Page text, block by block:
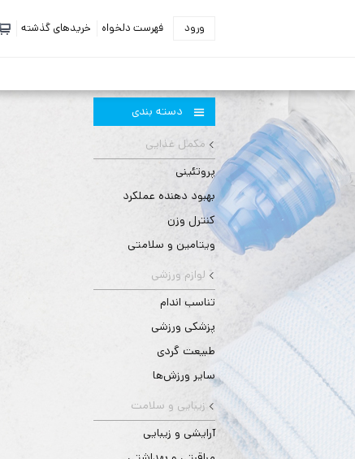
ورود فهرست دلخواه خریدهای گذشته
دسته بندی
مکمل غذایی
پروتئینی
بهبود دهنده عملکرد
کنترل وزن
ویتامین و سلامتی
لوازم ورزشی
تناسب اندام
پزشکی ورزشی
طبیعت گردی
سایر ورزش‌ها
زیبایی و سلامت
آرایشی و زیبایی